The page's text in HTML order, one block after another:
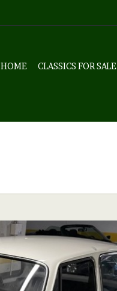
HOME CLASSICS FOR SALE